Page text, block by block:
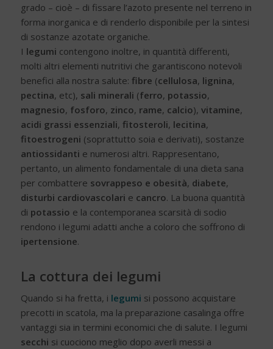
grado – cioè – di fissare l’azoto presente nel terreno in
forma inorganica e di renderlo disponibile per la sintesi
di sostanze azotate organiche.
I legumi contengono inoltre, in quantità differenti,
molti altri elementi nutritivi che garantiscono notevoli
benefici alla nostra salute: fibre (cellulosa, lignina,
pectina, etc), sali minerali (ferro, potassio,
magnesio, fosforo, zinco, rame, calcio), vitamine,
acidi grassi essenziali, fitosteroli, lecitina,
fitoestrogeni (soprattutto soia e derivati), sostanze
antiossidanti e numerosi altri. Rappresentano,
pertanto, un alimento fondamentale di una dieta sana
per combattere sovrappeso e obesità, diabete,
disturbi cardiovascolari e cancro. La buona quantità
di potassio e la contemporanea scarsità di sodio
rendono i legumi adatti anche a coloro che soffrono di
ipertensione.
La cottura dei legumi
Quando si ha fretta, i legumi si possono acquistare
precotti in scatola, ma la preparazione casalinga offre
vantaggi sia in termini economici che di salute. I legumi
secchi si cuociono meglio dopo averli messi a